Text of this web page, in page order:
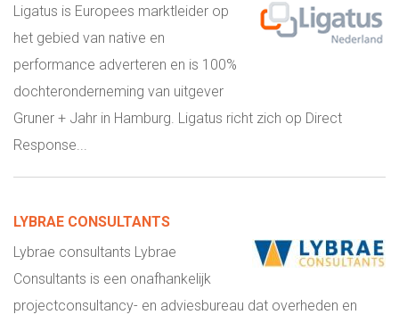
Ligatus is Europees marktleider op
het gebied van native en
performance adverteren en is 100%
dochteronderneming van uitgever
Gruner + Jahr in Hamburg. Ligatus richt zich op Direct
Response...
LYBRAE CONSULTANTS
Lybrae consultants Lybrae
Consultants is een onafhankelijk
projectconsultancy- en adviesbureau dat overheden en